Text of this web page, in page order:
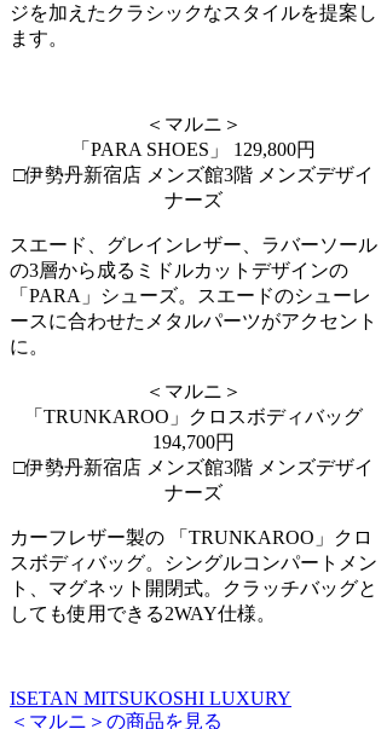
ジを加えたクラシックなスタイルを提案し
ます。
＜マルニ＞
「PARA SHOES」 129,800円
□伊勢丹新宿店 メンズ館3階 メンズデザイ
ナーズ
スエード、グレインレザー、ラバーソール
の3層から成るミドルカットデザインの
「PARA」シューズ。スエードのシューレ
ースに合わせたメタルパーツがアクセント
に。
＜マルニ＞
「TRUNKAROO」クロスボディバッグ
194,700円
□伊勢丹新宿店 メンズ館3階 メンズデザイ
ナーズ
カーフレザー製の 「TRUNKAROO」クロ
スボディバッグ。シングルコンパートメン
ト、マグネット開閉式。クラッチバッグと
しても使用できる2WAY仕様。
ISETAN MITSUKOSHI LUXURY
＜マルニ＞の商品を見る